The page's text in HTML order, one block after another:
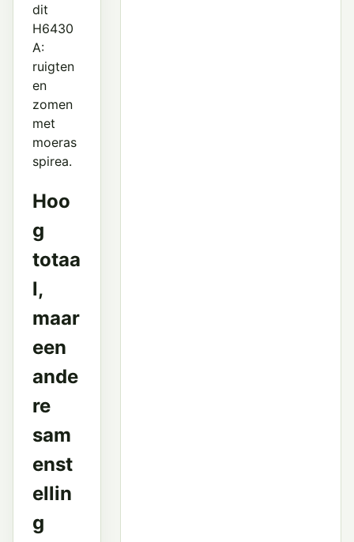
dit
H6430
A:
ruigten
en
zomen
met
moeras
spirea.
Hoo
g
totaa
l,
maar
een
ande
re
sam
enst
ellin
g